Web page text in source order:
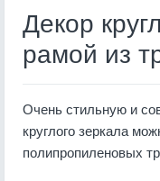
Декор
рамой из
Очень стильную и
круглого зеркала
полипропиленовых